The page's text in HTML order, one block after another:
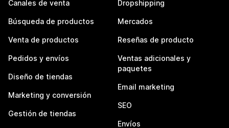
Canales de venta
Búsqueda de productos
Venta de productos
Pedidos y envíos
Diseño de tiendas
Marketing y conversión
Gestión de tiendas
Dropshipping
Mercados
Reseñas de producto
Ventas adicionales y
paquetes
Email marketing
SEO
Envíos